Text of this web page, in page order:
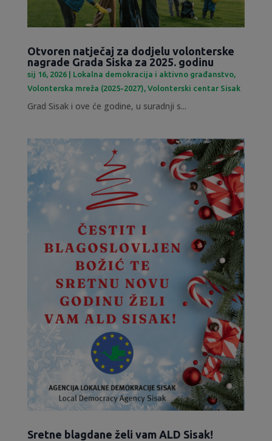
Otvoren natječaj za dodjelu volonterske
nagrade Grada Siska za 2025. godinu
sij 16, 2026| Lokalna demokracija i aktivno građanstvo,
Volonterska mreža (2025-2027), Volonterski centar Sisak
Grad Sisak i ove će godine, u suradnji s...
Sretne blagdane želi vam ALD Sisak!